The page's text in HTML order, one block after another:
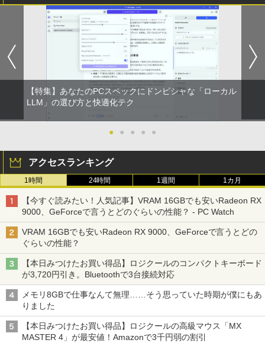
アースドリームス 厳選おまかせモニター
21.5型〜27型ワイド 【HDMI対応 / FULL
HD解像度】 大手メーカー液晶 (Dell/HP/
NEC等) テレワーク デュアルモニター S
witch PS4 PS5対応 【整備済み中古品】
￥6,470
2
【お買い物マラソン限定価格】モニター
21.5インチ 100Hz FHD VAパネル スピー
イプ 壁掛け対応 省スペース 角度調整 高
視野角 178° Adaptive-Sync対応 MAXZ
EN MJM22CH03-F100 2608mr
￥9,930
3
液晶モニター PCディスプレイ 23.8 24イ
非光沢 ブルーライトカット HDMI VGA
スピーカー内蔵 ヘッドホン端子 VESA対
応 テレワーク 在宅勤務 法人向け オフィ
ス TERRA 2441W
はだしのゲン（全7巻セット） （中公文
庫コミック版） [ 中沢啓治 ]
￥5,852
【中古】ギリシャ語辞典/大学書林/古川晴
￥25,249
3
ちいかわ なんか小さくてかわいいやつ
（4）なんか小さくてためになる豆本付き
特装版 （プレミアムKC） [ ナガノ ]
4 小学館の図鑑NEO／1〜10巻セット
￥25,300
【特集】あなたのPCスペックにドンピシャな「ローカル
LLM」の選び方と快適化テク
● ● ● ● ●
アクセスランキング
1時間 24時間 1週間 1カ月
【今すぐ読みたい！人気記事】VRAM 16GBでも安いRadeon RX
9000、GeForceで言うとどのぐらいの性能？ - PC Watch
VRAM 16GBでも安いRadeon RX 9000、GeForceで言うとどの
ぐらいの性能？
【本日みつけたお買い得品】ロジクールのコンパクトキーボード
が3,720円引き。Bluetoothで3台接続対応
メモリ8GBで仕事なんて無理……そう思っていた時期が僕にもあ
りました
【本日みつけたお買い得品】ロジクールの高級マウス「MX
MASTER 4」が最安値！Amazonで3千円弱の割引